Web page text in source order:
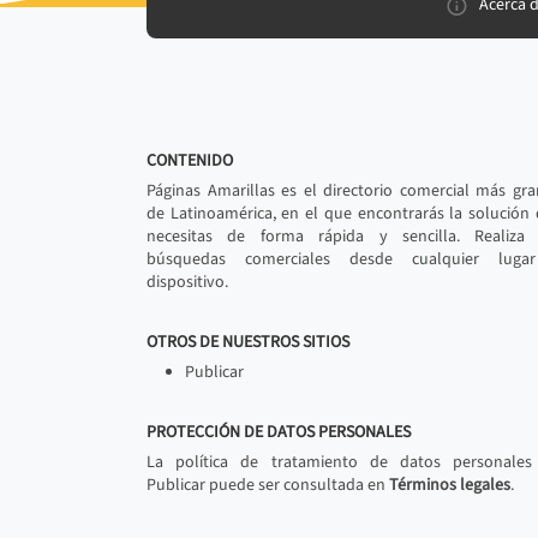
Acerca
CONTENIDO
Páginas Amarillas es el directorio comercial más
de Latinoamérica, en el que encontrarás la solución
necesitas de forma rápida y sencilla. Realiza
búsquedas comerciales desde cualquier
dispositivo.
OTROS DE NUESTROS SITIOS
Publicar
PROTECCIÓN DE DATOS PERSONALES
La política de tratamiento de datos
Publicar puede ser consultada en Términos legales.